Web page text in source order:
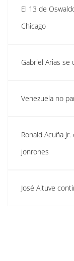
El 13 de
Chicago
Gabriel Arias se
Venezuela no
Ronald Acuña
jonrones
José Altuve